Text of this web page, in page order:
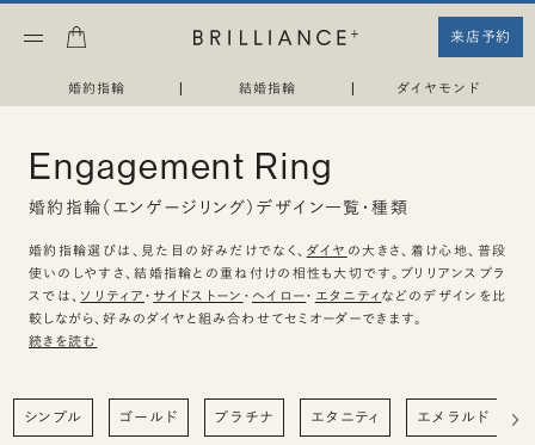
来店予約
婚約指輪 | 結婚指輪 | ダイヤモンド
Engagement Ring
婚約指輪（エンゲージリング）デザイン一覧・種類
婚約指輪選びは、見た目の好みだけでなく、 ダイヤ の大きさ、着け心地、普段
使いのしやすさ、結婚指輪との重ね付けの相性も大切です。ブリリアンスプラ
スでは、 ソリティア ・ サイドストーン ・ ヘイロー・ エタニティ などのデザインを比
較しながら、好みのダイヤと組み合わせてセミオーダーできます。
続きを読む
シンプル ゴールド プラチナ エタニティ エメラルド